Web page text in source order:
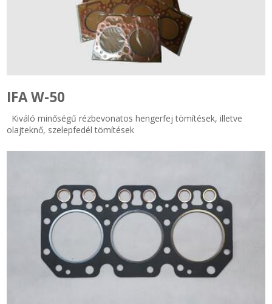
Zsinór Körszelvényű tömítőzsinórok
SIMÍTÓZÁRAS TASAK
SZORTÍROZÓ DOBOZ-KÉSZLET
KÖTÖZŐK-JELÖLŐK-IRATTARTÓK
TÖMLŐBILINCS
LEÉRTÉKELT-MARADÉK ANYAGOK
IFA W-50
Kiváló minőségű rézbevonatos hengerfej tömítések, illetve
olajteknő, szelepfedél tömítések